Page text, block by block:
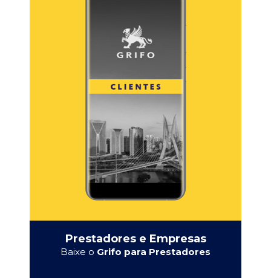
Prestadores e Empresas
Baixe o Grifo para Prestadores